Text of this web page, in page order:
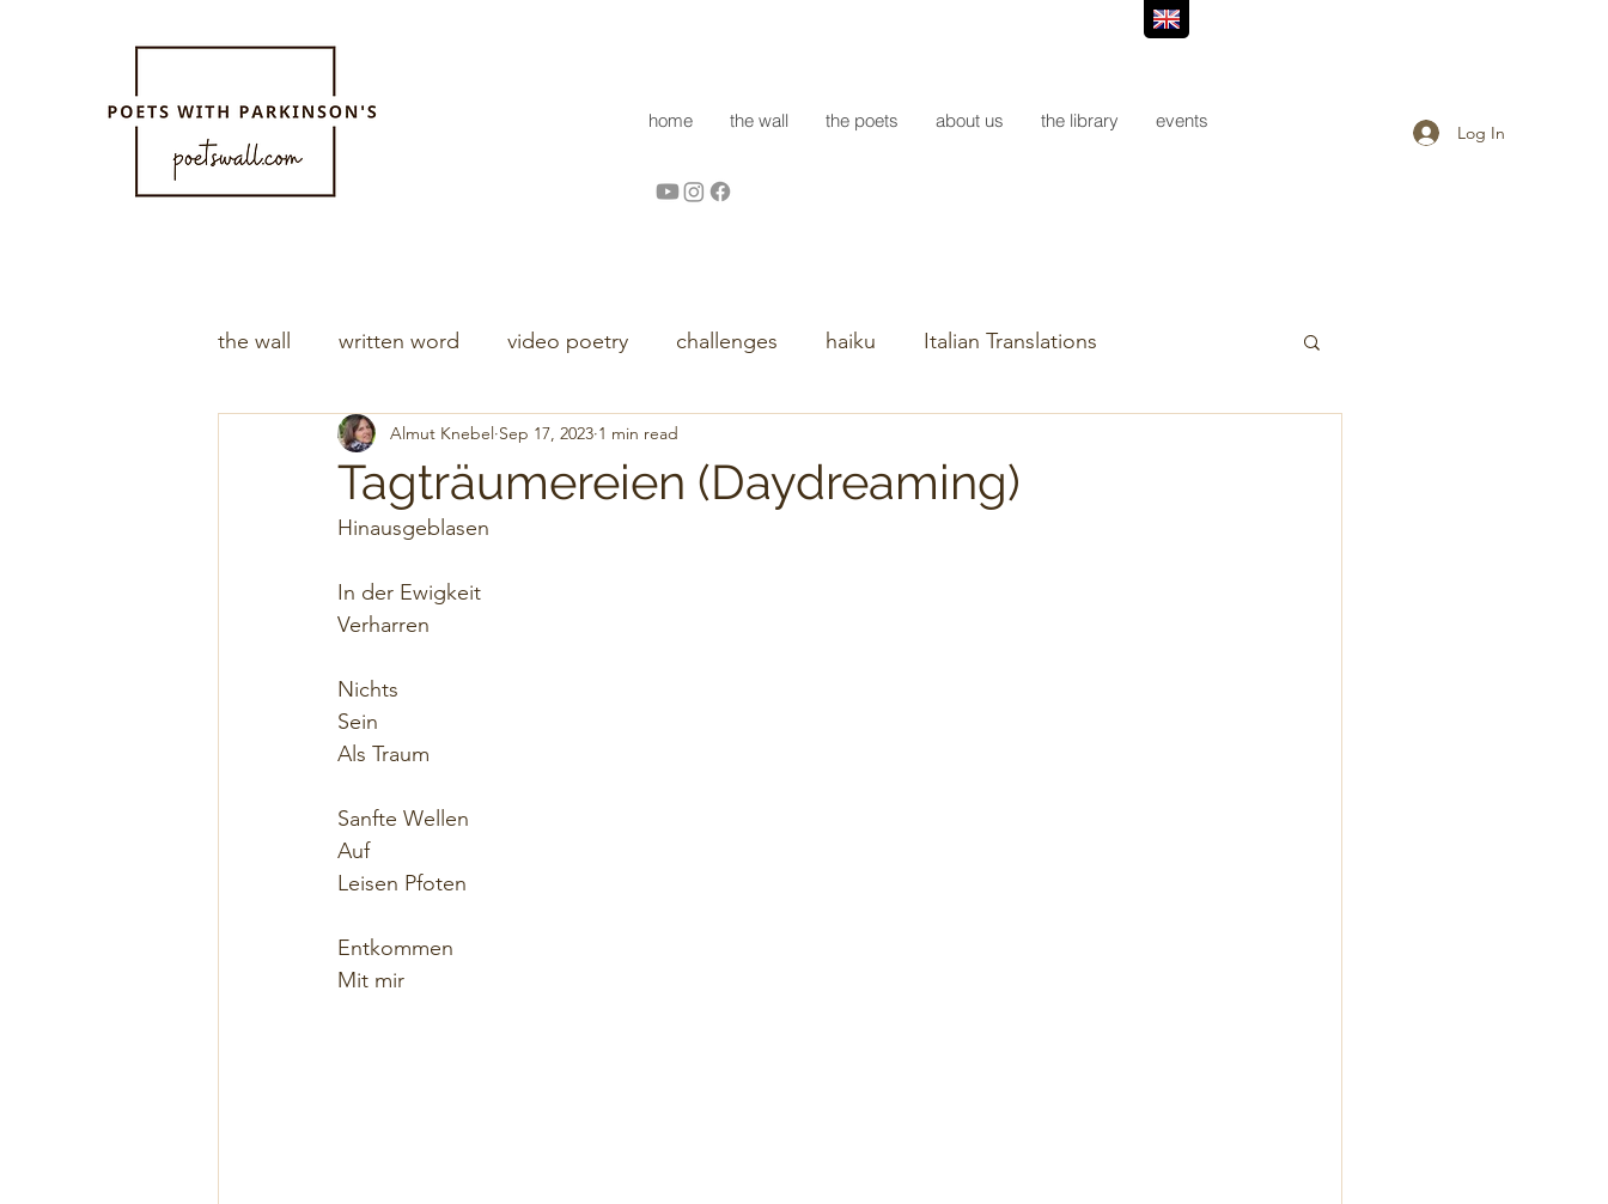
home the wall the poets about us the library events
Log In
the wall written word video poetry challenges haiku Italian Translations
Tagträumereien (Daydreaming)
Almut Knebel Sep 17, 2023 1 min read
Hinausgeblasen
In der Ewigkeit
Verharren
Nichts
Sein
Als Traum
Sanfte Wellen
Auf
Leisen Pfoten
Entkommen
Mit mir